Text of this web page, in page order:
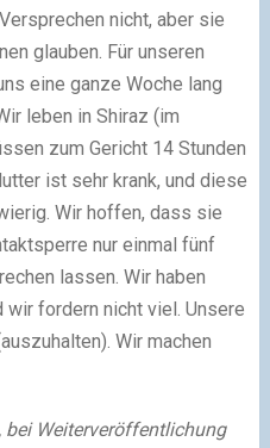
nicht, aber sie
glauben. Für unseren
eine ganze Woche lang
leben in Shiraz (im
zum Gericht 14 Stunden
ist sehr krank, und diese
Wir hoffen, dass sie
nur einmal fünf
lassen. Wir haben
wir fordern nicht viel. Unsere
Wir machen
bei Weiterveröffentlichung